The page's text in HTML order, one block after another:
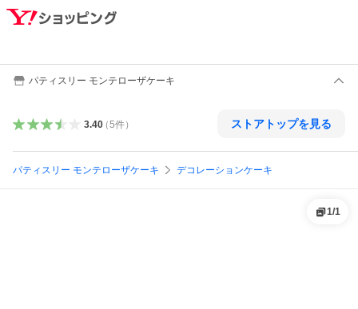
パティスリー モンテローザケーキ
3.40（5件） ストアトップを見る
パティスリー モンテローザケーキ デコレーションケーキ
1/1